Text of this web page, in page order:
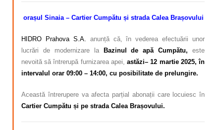
orașul Sinaia – Cartier Cumpătu și strada Calea Brașovului
HIDRO Prahova S.A. anunță că, în vederea efectuării unor
lucrări de modernizare la Bazinul de apă Cumpătu, este
nevoită să întrerupă furnizarea apei,astăzi– 12 martie 2025, în
intervalul orar 09:00 – 14:00, cu posibilitate de prelungire.
Această întrerupere va afecta parțial abonații care locuiesc în
Cartier Cumpătu și pe strada Calea Brașovului.